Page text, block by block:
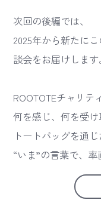
次回の後編では、
2025年から新たに
談会をお届けします
ROOTOTEチャリテ
何を感じ、何を受け
トートバッグを通
“いま”の言葉で、率